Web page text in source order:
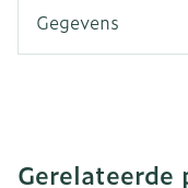
Gegevens
Gerelateerde